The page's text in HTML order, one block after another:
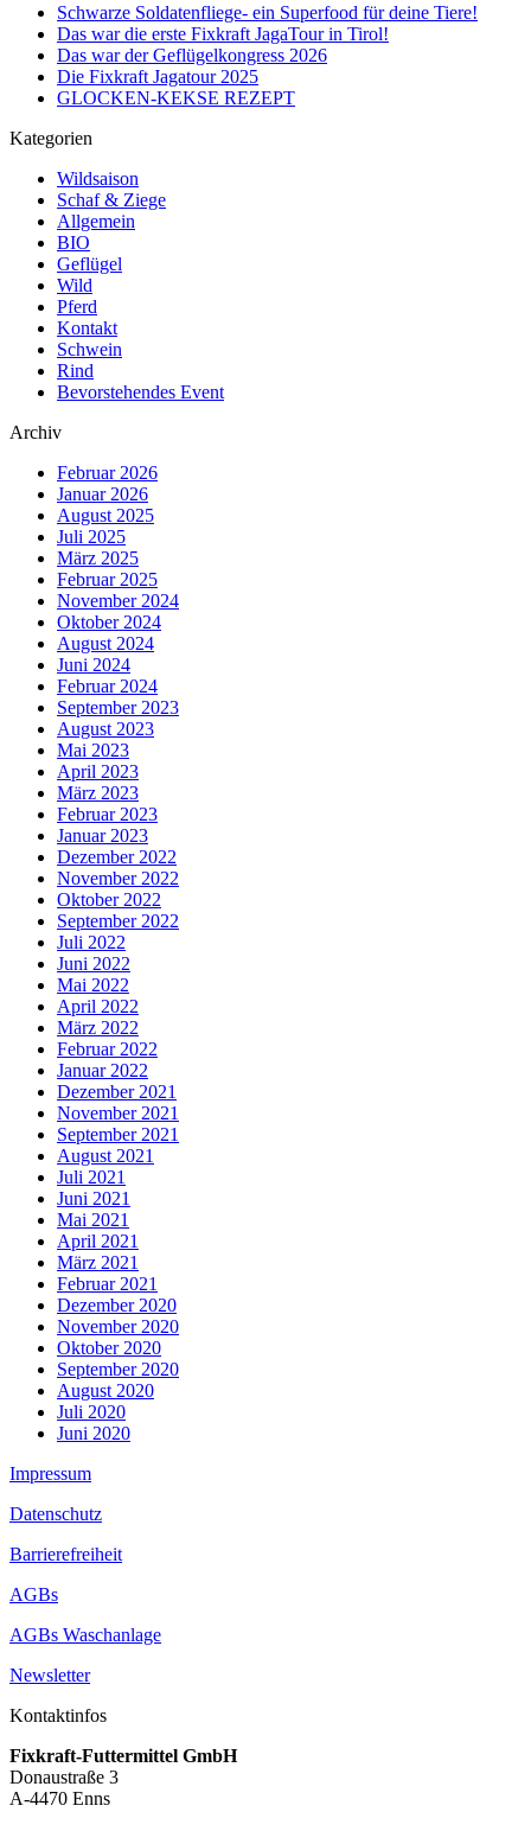
Schwarze Soldatenfliege- ein Superfood für deine Tiere!
Das war die erste Fixkraft JagaTour in Tirol!
Das war der Geflügelkongress 2026
Die Fixkraft Jagatour 2025
GLOCKEN-KEKSE REZEPT
Kategorien
Wildsaison
Schaf & Ziege
Allgemein
BIO
Geflügel
Wild
Pferd
Kontakt
Schwein
Rind
Bevorstehendes Event
Archiv
Februar 2026
Januar 2026
August 2025
Juli 2025
März 2025
Februar 2025
November 2024
Oktober 2024
August 2024
Juni 2024
Februar 2024
September 2023
August 2023
Mai 2023
April 2023
März 2023
Februar 2023
Januar 2023
Dezember 2022
November 2022
Oktober 2022
September 2022
Juli 2022
Juni 2022
Mai 2022
April 2022
März 2022
Februar 2022
Januar 2022
Dezember 2021
November 2021
September 2021
August 2021
Juli 2021
Juni 2021
Mai 2021
April 2021
März 2021
Februar 2021
Dezember 2020
November 2020
Oktober 2020
September 2020
August 2020
Juli 2020
Juni 2020
Impressum
Datenschutz
Barrierefreiheit
AGBs
AGBs Waschanlage
Newsletter
Kontaktinfos
Fixkraft-Futtermittel GmbH
Donaustraße 3
A-4470 Enns